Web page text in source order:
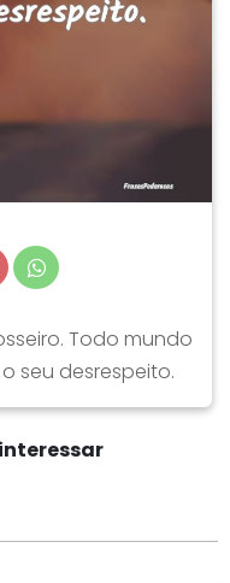
Todo mundo
seu desrespeito.